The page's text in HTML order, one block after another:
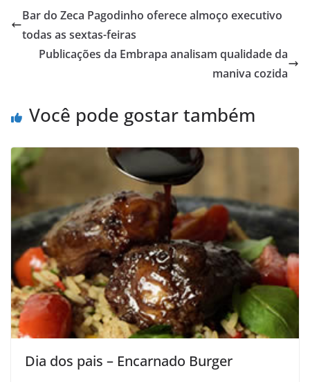
Bar do Zeca Pagodinho oferece almoço executivo
todas as sextas-feiras
Publicações da Embrapa analisam qualidade da
maniva cozida
Você pode gostar também
Dia dos pais – Encarnado Burger